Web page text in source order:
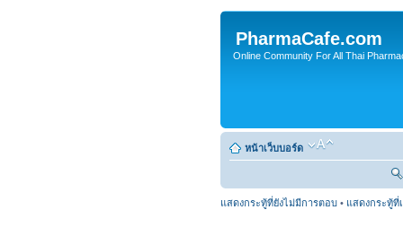
PharmaCafe.com
Online Community For All Thai
หน้าเว็บบอร์ด
แสดงกระทู้ที่ยังไม่มีการตอบ • แสดงกระทู้ที่